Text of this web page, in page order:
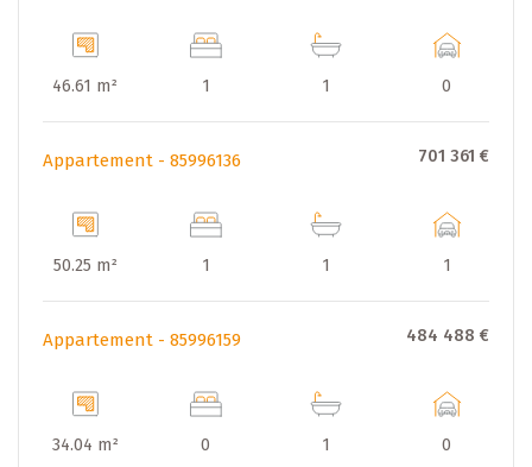
46.61 m² 1 1 0
Appartement - 85996136 701 361 €
50.25 m² 1 1 1
Appartement - 85996159 484 488 €
34.04 m² 0 1 0